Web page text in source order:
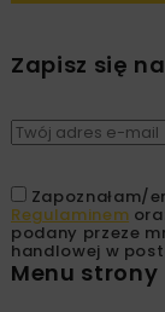
Zapisz się
Zapoznałam/
Regulaminem
podany przeze
handlowej w
Menu strony